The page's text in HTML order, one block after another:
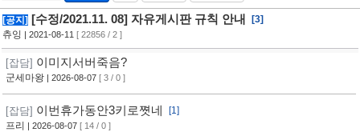
[공지] [수정/2021.11. 08] 자유게시판 규칙 안내
[3]
츄잉 | 2021-08-11 [ 22856 / 2 ]
[잡담] 이미지서버죽음?
군세마왕 | 2026-08-07 [ 3 / 0 ]
[잡담] 이번휴가동안3키로쪗네
[1]
프리
| 2026-08-07 [ 14 / 0 ]